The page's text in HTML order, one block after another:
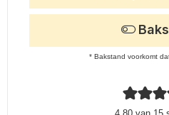
* Bakstand voorkomt